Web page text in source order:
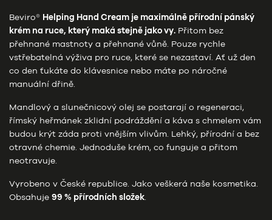
Beviro® Helping Hand Cream je maximálně přírodní pánský
krém na ruce, který maká stejně jako vy. Přitom bez
přehnané mastnoty a přehnané vůně. Pouze rychle
vstřebatelná výživa pro ruce, které se nezastaví. Ať už den
co den ťukáte do klávesnice nebo máte po náročné
manuální dřině.
Mandlový a slunečnicový olej se postarají o regeneraci,
římský heřmánek zklidní podráždění a káva s chmelem vám
budou krýt záda proti vnějším vlivům. Lehký, přírodní a bez
otravné chemie. Jednoduše krém, co funguje a přitom
neotravuje.
Vyrobeno v České republice. Jako veškerá naše kosmetika.
Obsahuje 99 % přírodních složek.